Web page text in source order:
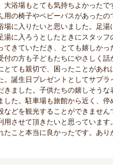
浴場もとても気持ちよかったで
用の椅子やベビーバスがあったの
場に入りたいと思いました。足湯
湯に入ろうとしたときにスタッフ
てきていただき、とても嬉しかっ
の方も子どもたちにやさしく話
とても親切で、困ったことがあれ
。誕生日プレゼントとしてサプラ
きました。子供たちの嬉しそうな
した。駐車場も旅館から近く、停
どを観光することができません
させて頂きたいと思っています
こと本当に良かったです。あり